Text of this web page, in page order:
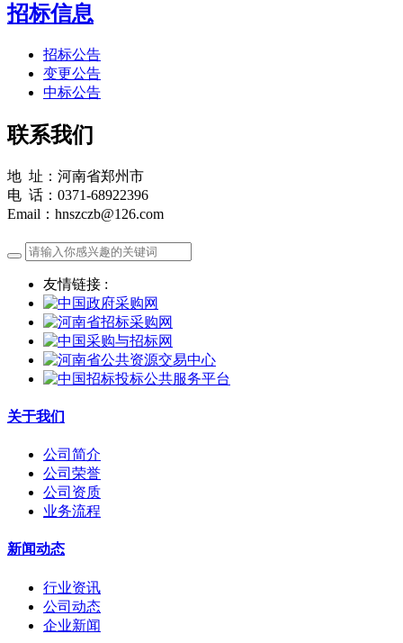
招标信息
招标公告
变更公告
中标公告
联系我们
地 址：河南省郑州市
电 话：0371-68922396
Email：hnszczb@126.com
友情链接 :
关于我们
公司简介
公司荣誉
公司资质
业务流程
新闻动态
行业资讯
公司动态
企业新闻